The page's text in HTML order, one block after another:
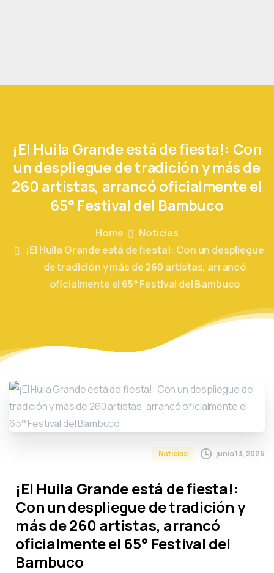
¡El Huila Grandeestádefiesta!: Con
undesplieguedetradicióny másde
260 artistas, arrancóoficialmenteel
65° Festival del Bambuco
Home
Noticias
¡El Huila Grande está de fiesta!: Con un despliegue
de tradición y más de 260 artistas, arrancó
oficialmente el 65° Festival del Bambuco
Noticias junio 13, 2026
¡El Huila Grande está de fiesta!:
Con un despliegue de tradición y
más de 260 artistas, arrancó
oficialmente el 65° Festival del
Bambuco